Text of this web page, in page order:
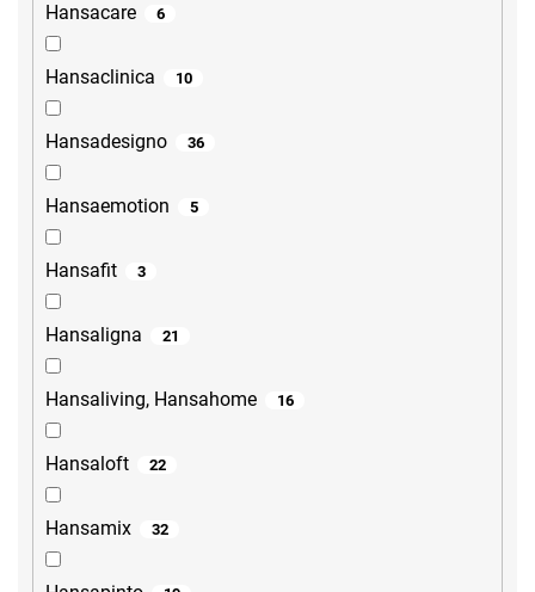
Hansacare 6
Hansaclinica 10
Hansadesigno 36
Hansaemotion 5
Hansafit 3
Hansaligna 21
Hansaliving, Hansahome 16
Hansaloft 22
Hansamix 32